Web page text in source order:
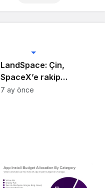
LandSpace: Çin,
SpaceX’e rakip
yeniden kullanılabilir
7 ay önce